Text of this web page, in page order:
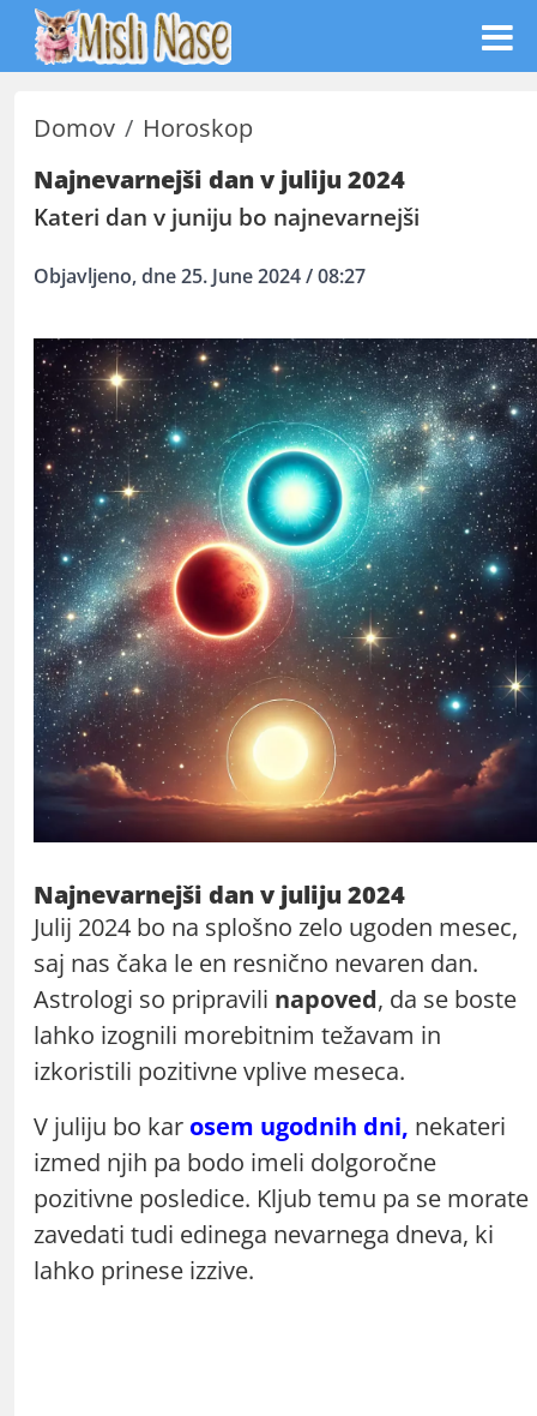
Domov
Horoskop
Najnevarnejši dan v juliju 2024
Kateri dan v juniju bo najnevarnejši
Objavljeno, dne 25. June 2024 / 08:27
Najnevarnejši dan v juliju 2024
Julij 2024 bo na splošno zelo ugoden mesec,
saj nas čaka le en resnično nevaren dan.
Astrologi so pripravili napoved, da se boste
lahko izognili morebitnim težavam in
izkoristili pozitivne vplive meseca.
V juliju bo kar osem ugodnih dni, nekateri
izmed njih pa bodo imeli dolgoročne
pozitivne posledice. Kljub temu pa se morate
zavedati tudi edinega nevarnega dneva, ki
lahko prinese izzive.